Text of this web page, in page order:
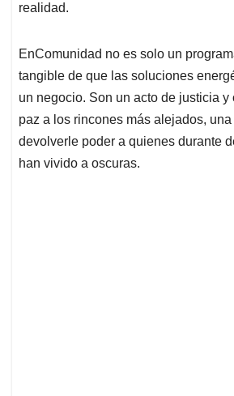
realidad.
EnComunidad no es solo un
tangible de que las soluciones
un negocio. Son un acto de justicia y
paz a los rincones más alejados,
devolverle poder a quienes durante
han vivido a oscuras.